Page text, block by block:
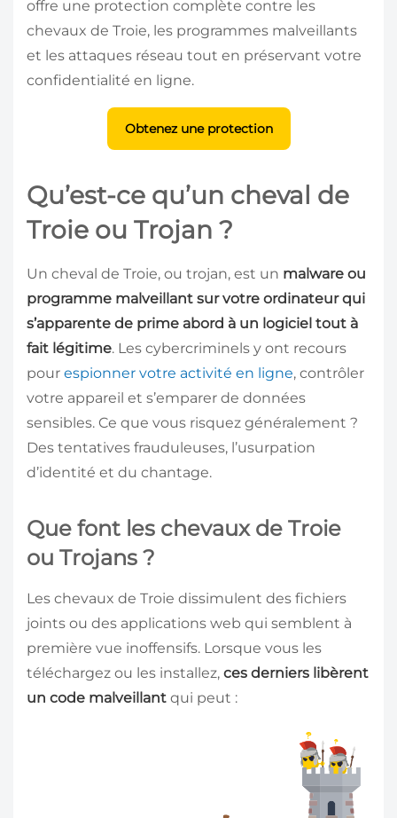
offre une protection complète contre les
chevaux de Troie, les programmes malveillants
et les attaques réseau tout en préservant votre
confidentialité en ligne.
Obtenez une protection
Qu’est-ce qu’un cheval de
Troie ou Trojan ?
Un cheval de Troie, ou trojan, est un malware ou
programme malveillant sur votre ordinateur qui
s’apparente de prime abord à un logiciel tout à
fait légitime. Les cybercriminels y ont recours
pour espionner votre activité en ligne, contrôler
votre appareil et s’emparer de données
sensibles. Ce que vous risquez généralement ?
Des tentatives frauduleuses, l’usurpation
d’identité et du chantage.
Que font les chevaux de Troie
ou Trojans ?
Les chevaux de Troie dissimulent des fichiers
joints ou des applications web qui semblent à
première vue inoffensifs. Lorsque vous les
téléchargez ou les installez, ces derniers libèrent
un code malveillant qui peut :